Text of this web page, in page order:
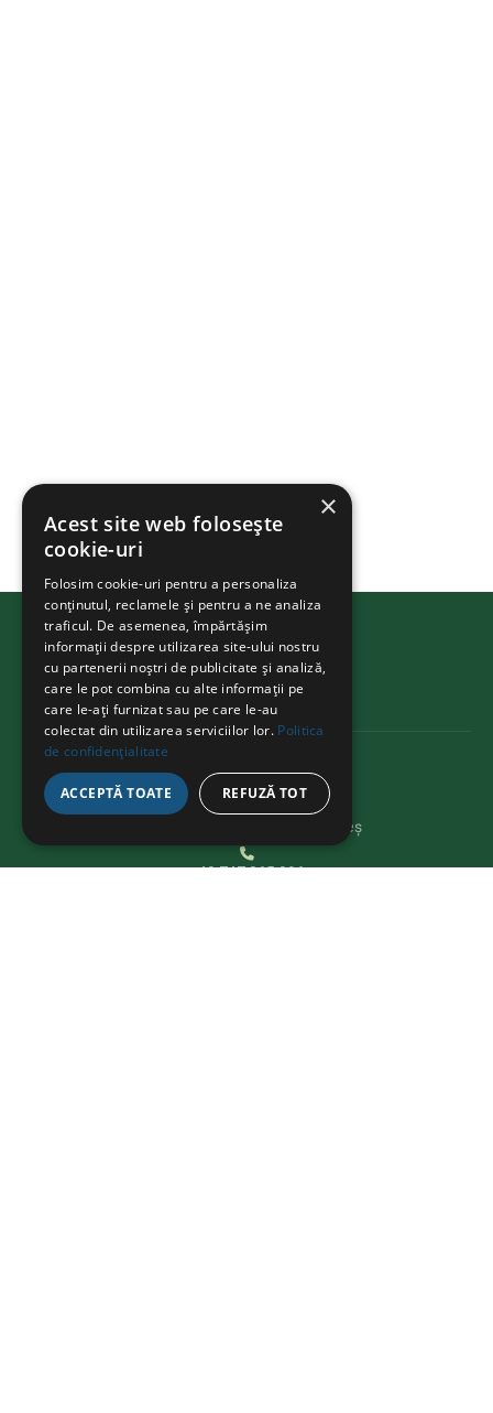
BIKEATHON.ms
CONTACT
Str. Avram Iancu 37, Târgu Mureș
+40 747 865 096
×
Acest site web folosește
cookie-uri
Folosim cookie-uri pentru a personaliza
conținutul, reclamele și pentru a ne analiza
traficul. De asemenea, împărtășim
informații despre utilizarea site-ului nostru
cu partenerii noștri de publicitate și analiză,
care le pot combina cu alte informații pe
care le-ați furnizat sau pe care le-au
colectat din utilizarea serviciilor lor. Politica
de confidențialitate
ACCEPTĂ TOATE REFUZĂ TOT